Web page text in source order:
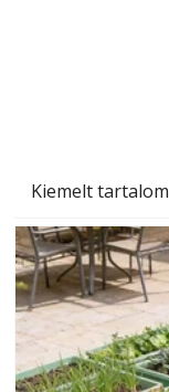
Kiemelt tartalom